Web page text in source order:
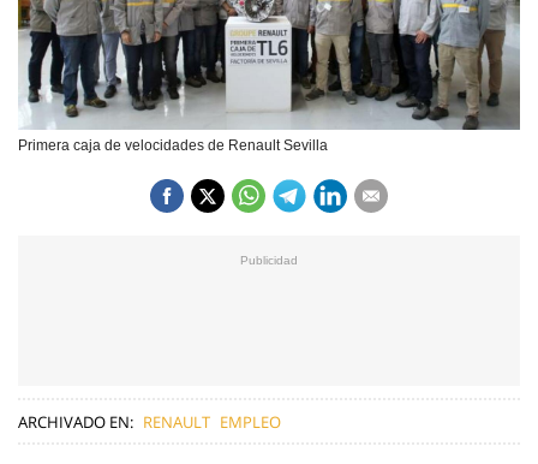
Primera caja de velocidades de Renault Sevilla
ARCHIVADO EN: RENAULT EMPLEO